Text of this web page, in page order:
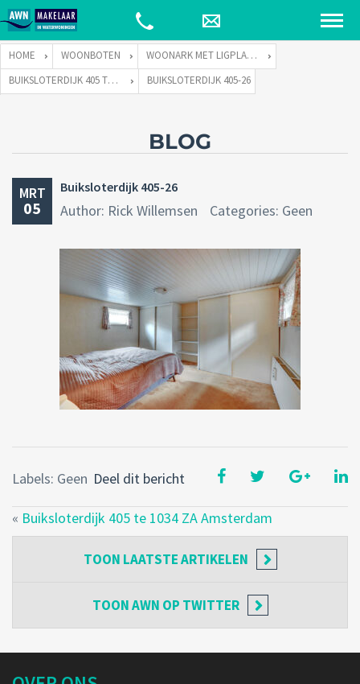
HOME WOONBOTEN
WOONARK MET LIGPLAATS
BUIKSLOTERDIJK 405 TE 1034 ZA AMSTERDAM
BUIKSLOTERDIJK 405-26
BLOG
MRT
05
Buiksloterdijk 405-26
Author: Rick Willemsen Categories: Geen
Deel dit bericht
Labels: Geen
« Buiksloterdijk 405 te 1034 ZA Amsterdam
TOON LAATSTE ARTIKELEN
TOONAWN OP TWITTER